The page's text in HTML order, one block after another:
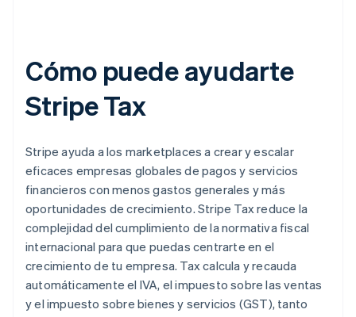
Cómo puede ayudarte
Stripe Tax
Stripe ayuda a los marketplaces a crear y escalar
eficaces empresas globales de pagos y servicios
financieros con menos gastos generales y más
oportunidades de crecimiento. Stripe Tax reduce la
complejidad del cumplimiento de la normativa fiscal
internacional para que puedas centrarte en el
crecimiento de tu empresa. Tax calcula y recauda
automáticamente el IVA, el impuesto sobre las ventas
y el impuesto sobre bienes y servicios (GST), tanto